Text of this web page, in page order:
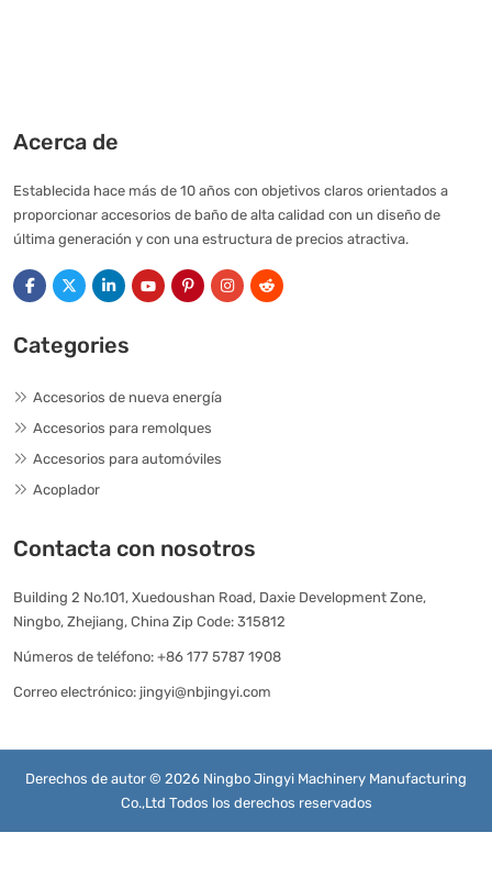
Acerca de
Establecida hace más de 10 años con objetivos claros orientados a
proporcionar accesorios de baño de alta calidad con un diseño de
última generación y con una estructura de precios atractiva.
Categories
Accesorios de nueva energía
Accesorios para remolques
Accesorios para automóviles
Acoplador
Contacta con nosotros
Building 2 No.101, Xuedoushan Road, Daxie Development Zone,
Ningbo, Zhejiang, China Zip Code: 315812
Números de teléfono: +86 177 5787 1908
Correo electrónico: jingyi@nbjingyi.com
Derechos de autor © 2026 Ningbo Jingyi Machinery Manufacturing
Co.,Ltd Todos los derechos reservados